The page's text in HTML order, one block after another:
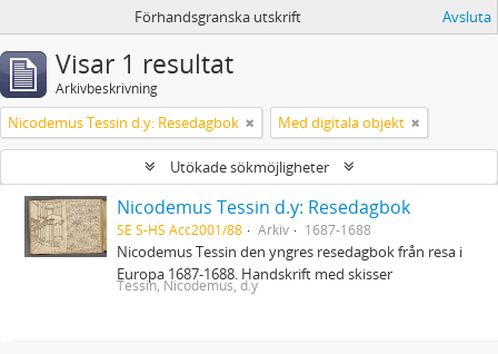
Förhandsgranska utskrift Avsluta
Visar 1 resultat
Arkivbeskrivning
Nicodemus Tessin d.y: Resedagbok Med digitala objekt
Utökade sökmöjligheter
Nicodemus Tessin d.y: Resedagbok
SE S-HS Acc2001/88 Arkiv 1687-1688
Nicodemus Tessin den yngres resedagbok från resa i
Europa 1687-1688. Handskrift med skisser
Tessin, Nicodemus, d.y